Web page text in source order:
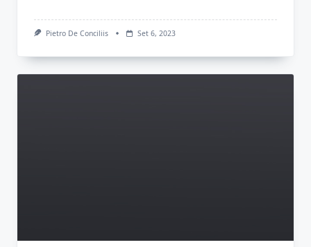
Pietro De Conciliis Set 6, 2023